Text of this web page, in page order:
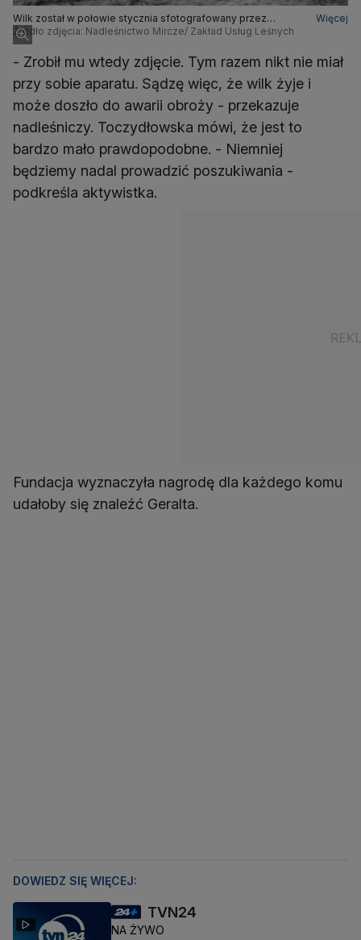
Wilk został w połowie stycznia sfotografowany przez
pracownika Zakładu Usług Leśnych
Więcej
Źródło zdjęcia: Nadleśnictwo Mircze/ Zakład Usług Leśnych
- Zrobił mu wtedy zdjęcie. Tym razem nikt nie miał
przy sobie aparatu. Sądzę więc, że wilk żyje i
może doszło do awarii obroży - przekazuje
nadleśniczy. Toczydłowska mówi, że jest to
bardzo mało prawdopodobne. - Niemniej
będziemy nadal prowadzić poszukiwania -
podkreśla aktywistka.
Fundacja wyznaczyła nagrodę dla każdego komu
udałoby się znaleźć Geralta.
DOWIEDZ SIĘ WIĘCEJ:
TVN24
NA ŻYWO